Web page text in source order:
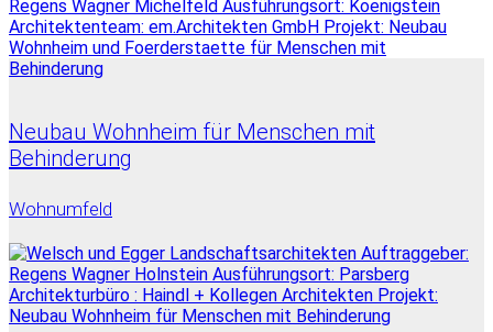
Neubau Wohnheim für Menschen mit
Behinderung
Wohnumfeld